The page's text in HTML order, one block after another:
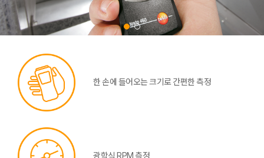
한 손에 들어오는 크기로 간편한 측정
광학식 RPM 측정